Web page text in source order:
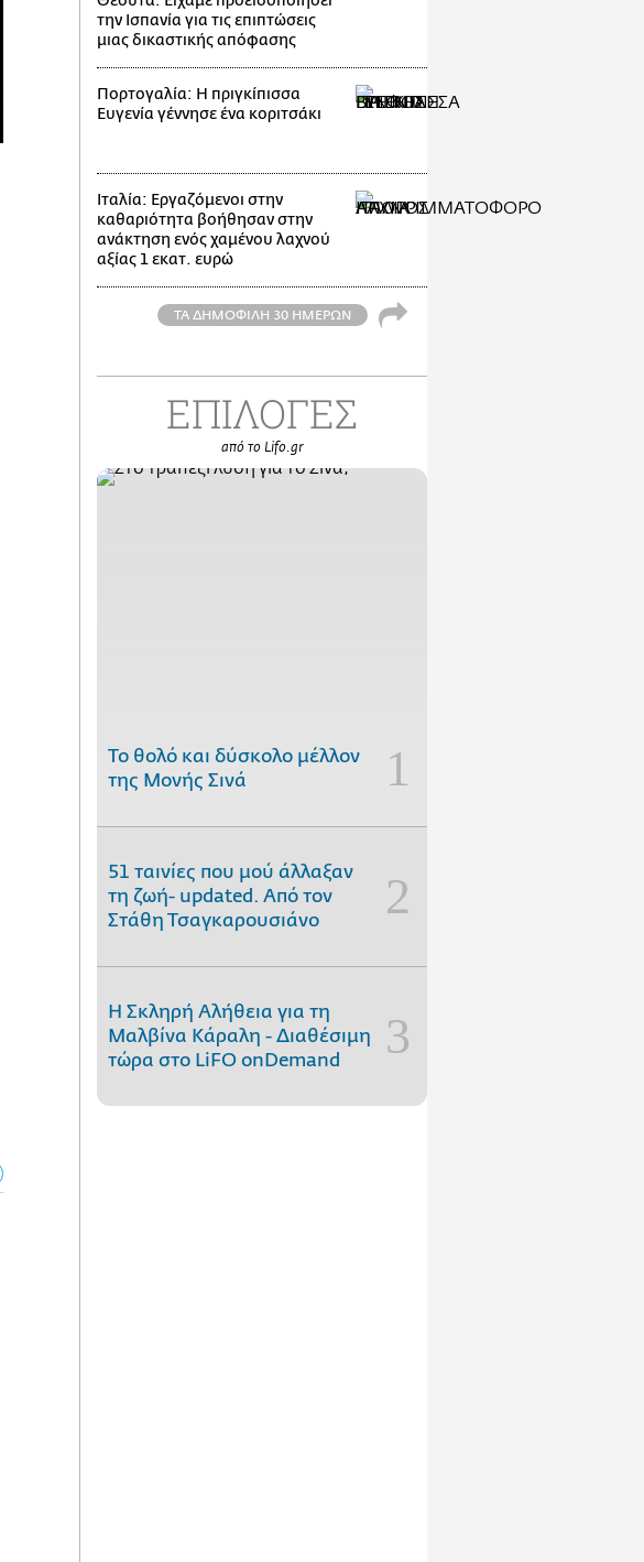
την Ισπανία για τις επιπτώσεις
μιας δικαστικής απόφασης
Πορτογαλία: Η πριγκίπισσα
Ευγενία γέννησε ένα κοριτσάκι
Ιταλία: Εργαζόμενοι στην
καθαριότητα βοήθησαν στην
ανάκτηση ενός χαμένου λαχνού
αξίας 1 εκατ. ευρώ
ΤΑ ΔΗΜΟΦΙΛΗ 30 ΗΜΕΡΩΝ
ΕΠΙΛΟΓΕΣ
από το Lifo.gr
Το θολό και δύσκολο μέλλον
της Μονής Σινά
51 ταινίες που μού άλλαξαν
τη ζωή- updated. Aπό τον
Στάθη Τσαγκαρουσιάνο
Η Σκληρή Αλήθεια για τη
Μαλβίνα Κάραλη - Διαθέσιμη
τώρα στo LiFO onDemand